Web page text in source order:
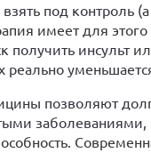
под контроль
имеет для этого
получить инсульт
реально
позволяют